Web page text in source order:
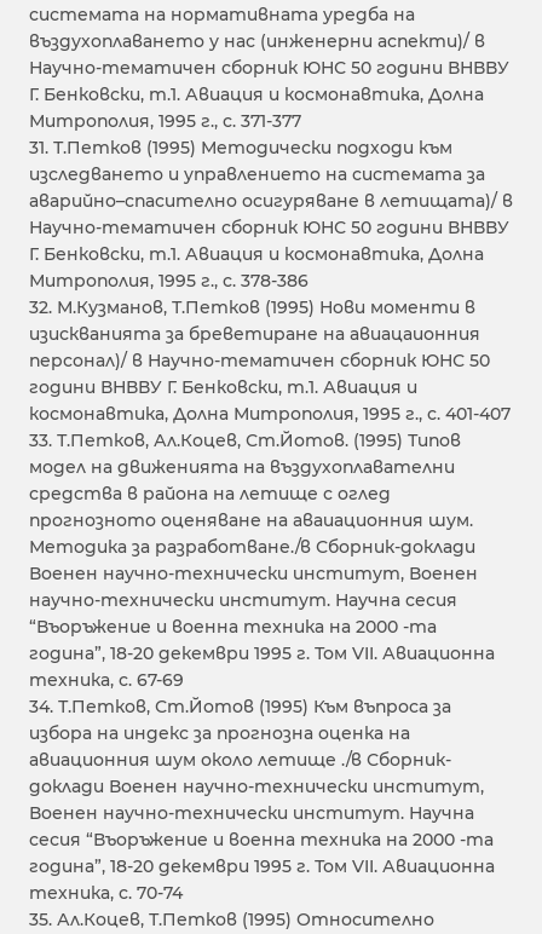
системата на нормативната уредба на
въздухоплаването у нас (инженерни аспекти)/ в
Научно-тематичен сборник ЮНС 50 години ВНВВУ
Г. Бенковски, т.1. Авиация и космонавтика, Долна
Митрополия, 1995 г., с. 371-377
31. Т.Петков (1995) Методически подходи към
изследването и управлението на системата за
аварийно–спасително осигуряване в летищата)/ в
Научно-тематичен сборник ЮНС 50 години ВНВВУ
Г. Бенковски, т.1. Авиация и космонавтика, Долна
Митрополия, 1995 г., с. 378-386
32. М.Кузманов, Т.Петков (1995) Нови моменти в
изискванията за бреветиране на авиацаионния
персонал)/ в Научно-тематичен сборник ЮНС 50
години ВНВВУ Г. Бенковски, т.1. Авиация и
космонавтика, Долна Митрополия, 1995 г., с. 401-407
33. Т.Петков, Ал.Коцев, Ст.Йотов. (1995) Типов
модел на движенията на въздухоплавателни
средства в района на летище с оглед
прогнозното оценяване на аваиационния шум.
Методика за разработване./в Сборник-доклади
Военен научно-технически институт, Военен
научно-технически институт. Научна сесия
“Въоръжение и военна техника на 2000 -та
година”, 18-20 декември 1995 г. Том VII. Авиационна
техника, с. 67-69
34. Т.Петков, Ст.Йотов (1995) Към въпроса за
избора на индекс за прогнозна оценка на
авиационния шум около летище ./в Сборник-
доклади Военен научно-технически институт,
Военен научно-технически институт. Научна
сесия “Въоръжение и военна техника на 2000 -та
година”, 18-20 декември 1995 г. Том VII. Авиационна
техника, с. 70-74
35. Ал.Коцев, Т.Петков (1995) Относително